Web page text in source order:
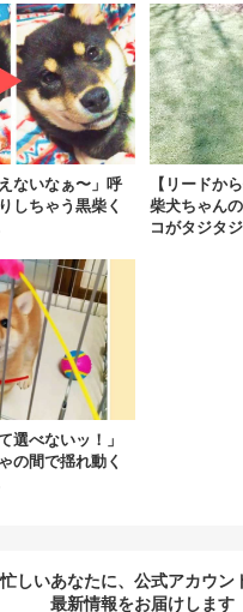
ないなぁ〜」呼
しちゃう黒柴く
【リードか
柴犬ちゃん
コがタジタ
選べないッ！」
の間で揺れ動く
忙しいあなたに、公式アカウン
最新情報をお届けします
pecodogs
ぬ部をフォロー
アプリで開く
アプリをダウンロードす